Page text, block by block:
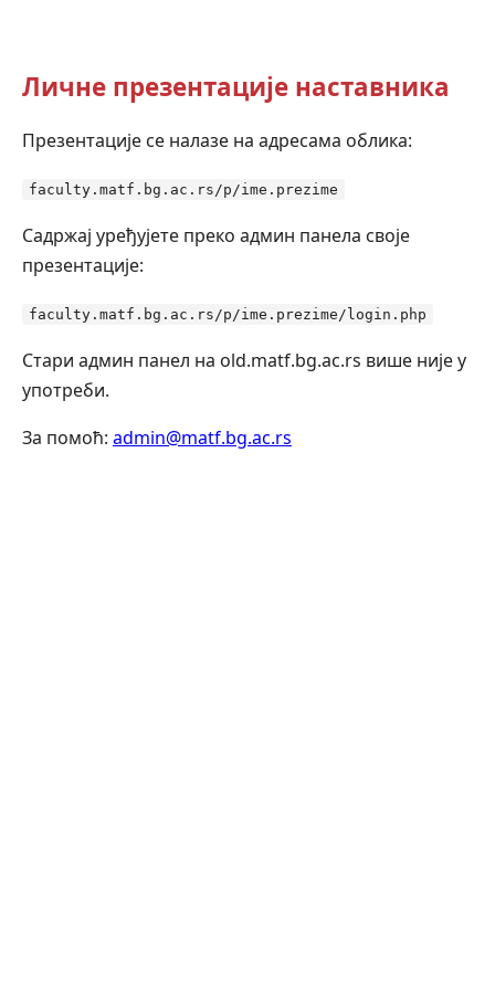
Личне презентације наставника
Презентације се налазе на адресама облика:
faculty.matf.bg.ac.rs/p/ime.prezime
Садржај уређујете преко админ панела своје
презентације:
faculty.matf.bg.ac.rs/p/ime.prezime/login.php
Стари админ панел на old.matf.bg.ac.rs више није у
употреби.
За помоћ: admin@matf.bg.ac.rs